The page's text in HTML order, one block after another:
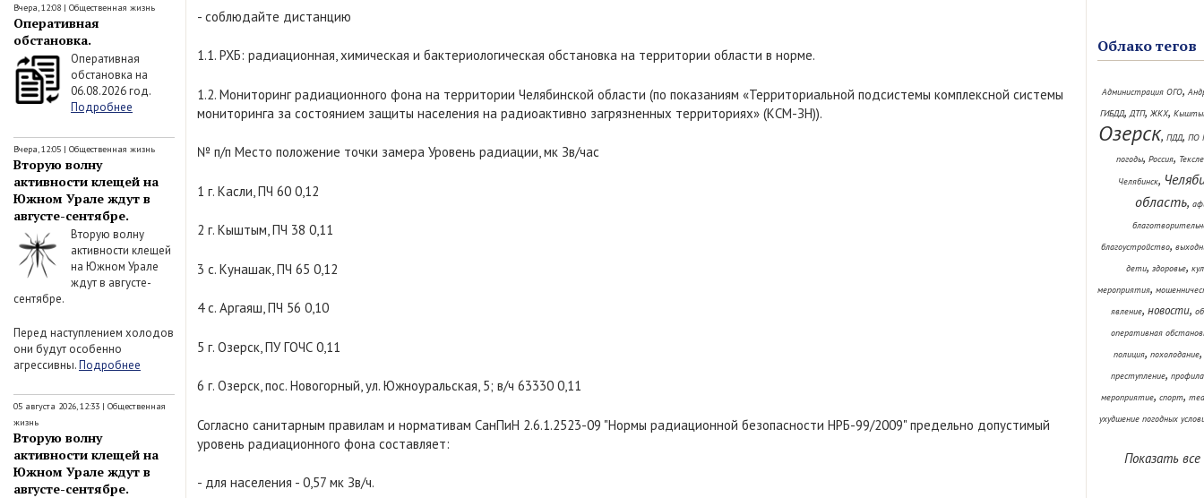
Вчера, 12:08 | Общественная жизнь
Оперативная
обстановка.
Оперативная
обстановка на
06.08.2026 год.
Подробнее
Вчера, 12:05 | Общественная жизнь
Вторую волну
активности клещей на
Южном Урале ждут в
августе-сентябре.
Вторую волну
активности клещей
на Южном Урале
ждут в августе-
сентябре.
Перед наступлением холодов
они будут особенно
агрессивны.Подробнее
05 августа 2026, 12:33 | Общественная
жизнь
Вторую волну
активности клещей на
Южном Урале ждут в
августе-сентябре.
- соблюдайте дистанцию
1.1. РХБ: радиационная, химическая и бактериологическая обстановка на территории области в норме.
1.2. Мониторинг радиационного фона на территории Челябинской области (по показаниям «Территориальной подсистемы комплексной системы
мониторинга за состоянием защиты населения на радиоактивно загрязненных территориях» (КСМ-ЗН)).
№ п/п Место положение точки замера Уровень радиации, мк Зв/час
1 г. Касли, ПЧ 60 0,12
2 г. Кыштым, ПЧ 38 0,11
3 с. Кунашак, ПЧ 65 0,12
4 с. Аргаяш, ПЧ 56 0,10
5 г. Озерск, ПУ ГОЧС 0,11
6 г. Озерск, пос. Новогорный, ул. Южноуральская, 5; в/ч 63330 0,11
Согласно санитарным правилам и нормативам СанПиН 2.6.1.2523-09 "Нормы радиационной безопасности НРБ-99/2009" предельно допустимый
уровень радиационного фона составляет:
- для населения - 0,57 мк Зв/ч.
Облако тегов
Администрация ОГО,
ГИБДД,ДТП, ЖКХ,
Озерск, ПДД, ПО
погоды, Россия,
Челябинск,
область,
благоустройство,
дети, здоровье,
мероприятия,
явление, новости,
оперативная
полиция, похолодание,
преступление,
мероприятие, спорт,
ухудшение погодных
Показать